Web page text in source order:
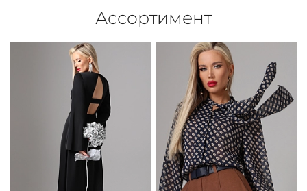
Ассортимент